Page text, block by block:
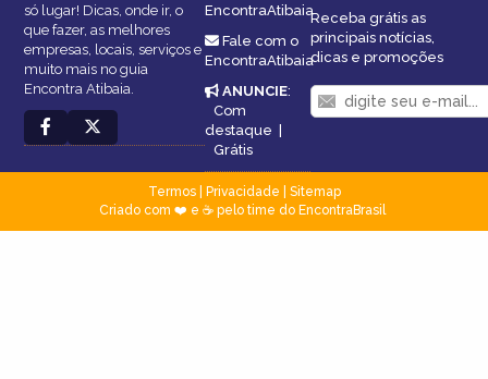
só lugar! Dicas, onde ir, o
que fazer, as melhores
empresas, locais, serviços e
muito mais no guia
Encontra Atibaia.
EncontraAtibaia
Fale com o
EncontraAtibaia
ANUNCIE:
Com
destaque
Grátis
Receba grátis as
principais notícias,
dicas e promoções
Termos| Privacidade
Sitemap
Criado com ❤️ e ☕ pelo time do EncontraBrasil